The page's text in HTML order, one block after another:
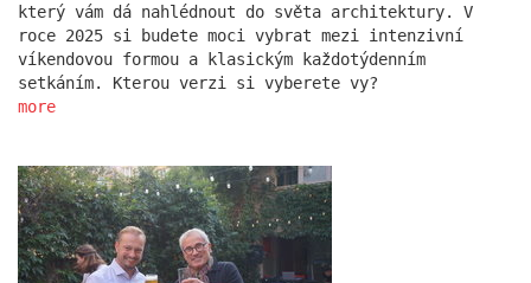
který vám dá nahlédnout do světa architektury. V
roce 2025 si budete moci vybrat mezi intenzivní
víkendovou formou a klasickým každotýdenním
setkáním. Kterou verzi si vyberete vy?
more